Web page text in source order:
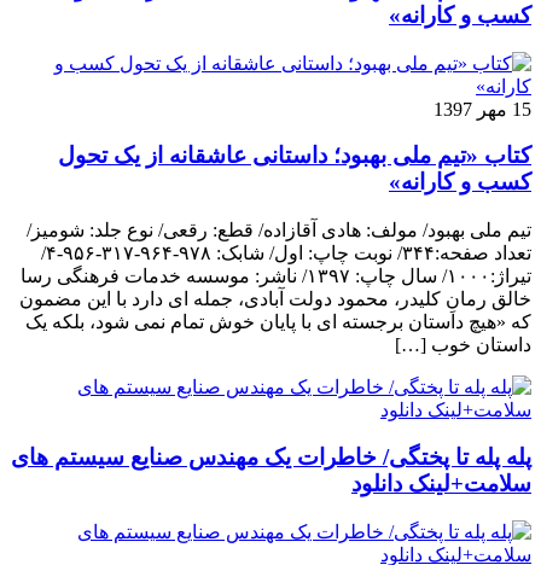
کسب و کارانه»
15 مهر 1397
کتاب «تیم ملی بهبود؛ داستانی عاشقانه از یک تحول
کسب و کارانه»
تیم ملی بهبود/ مولف: هادی آقازاده/ قطع: رقعی/ نوع جلد: شومیز/
تعداد صفحه:۳۴۴/ نوبت چاپ: اول/ شابک: ۹۷۸-۹۶۴-۳۱۷-۹۵۶-۴/
تیراژ:۱۰۰۰/ سال چاپ: ۱۳۹۷/ ناشر: موسسه خدمات فرهنگی رسا
خالق رمانِ کلیدر، محمود دولت آبادی، جمله ای دارد با این مضمون
که «هیچ داستان برجسته ای با پایان خوش تمام نمی شود، بلکه یک
داستان خوب […]
پله پله تا پختگی/ خاطرات یک مهندس صنایع سیستم های
سلامت+لینک دانلود